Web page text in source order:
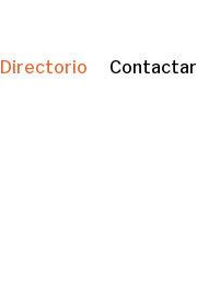
Directorio Contactar